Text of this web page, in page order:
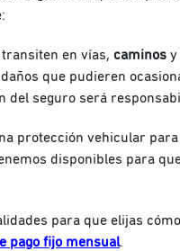
en vías, caminos y
que pudieren
del seguro será
protección vehicular
disponibles para
para que elijas
pago fijo mensual.